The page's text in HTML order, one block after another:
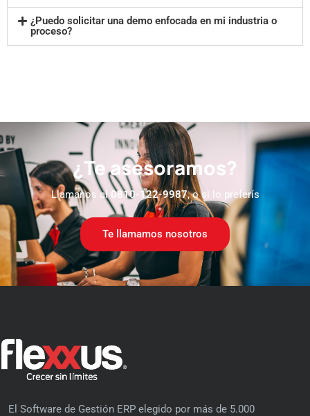
¿Puedo solicitar una demo enfocada en mi industria o
proceso?
¿Te asesoramos?
Llamanos al 0810-122-9987, o si lo preferís
Te llamamos nosotros
El Software de Gestión ERP elegido por más de 5.000